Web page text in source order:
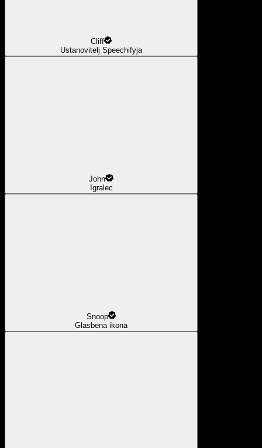
Cliff
Ustanovitelj Speechifyja
John
Igralec
Snoop
Glasbena ikona